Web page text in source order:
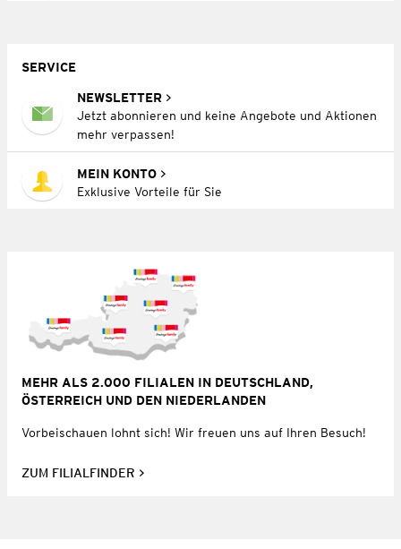
SERVICE
NEWSLETTER
Jetzt abonnieren und keine Angebote und Aktionen
mehr verpassen!
MEIN KONTO
Exklusive Vorteile für Sie
MEHR ALS 2.000 FILIALEN IN DEUTSCHLAND,
ÖSTERREICH UND DEN NIEDERLANDEN
Vorbeischauen lohnt sich! Wir freuen uns auf Ihren Besuch!
ZUM FILIALFINDER